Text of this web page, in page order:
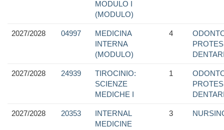
MODULO I
(MODULO)
2027/2028 04997
MEDICINA
INTERNA
(MODULO)
4
2027/2028 24939
TIROCINIO:
SCIENZE
MEDICHE I
1
2027/2028 20353
INTERNAL
MEDICINE
3